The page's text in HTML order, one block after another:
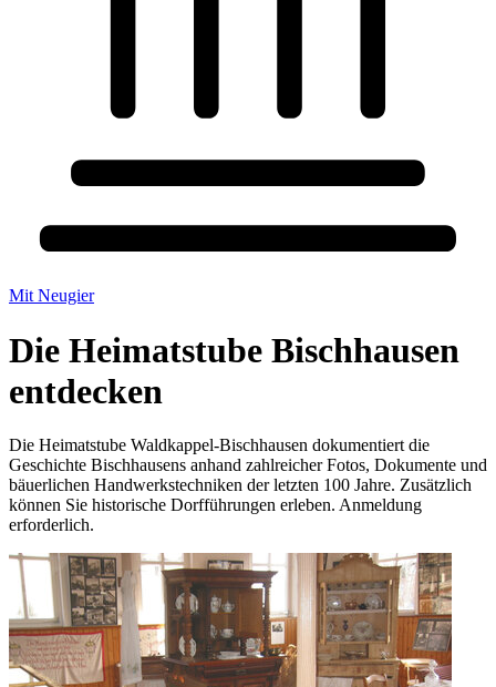
Mit Neugier
Die Heimatstube Bischhausen
entdecken
Die Heimatstube Waldkappel-Bischhausen dokumentiert die
Geschichte Bischhausens anhand zahlreicher Fotos, Dokumente und
bäuerlichen Handwerkstechniken der letzten 100 Jahre. Zusätzlich
können Sie historische Dorfführungen erleben. Anmeldung
erforderlich.